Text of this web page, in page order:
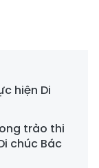
hiện Di
trào thi
chúc Bác